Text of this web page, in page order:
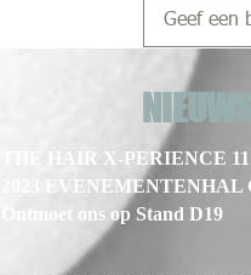
Geef een
NIEUWS
THE HAIR X-PERIENCE
2023
Ontmoet ons op Stand D19